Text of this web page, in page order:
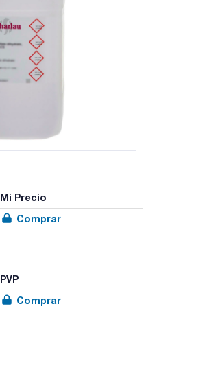
Mi Precio
Comprar
PVP
Comprar